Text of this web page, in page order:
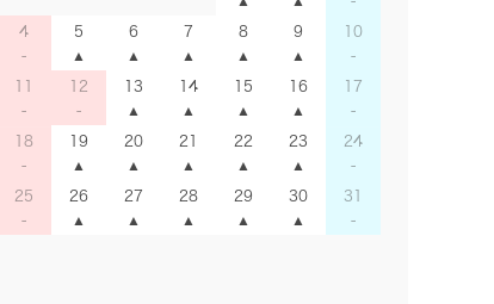
4 5 6 7 8 9 10
11 12 13 14 15 16 17
18 19 20 21 22 23 24
25 26 27 28 29 30 31